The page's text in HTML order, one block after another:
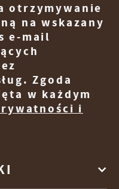
otrzymywanie
na wskazany
e-mail
Zgoda
w każdym
i